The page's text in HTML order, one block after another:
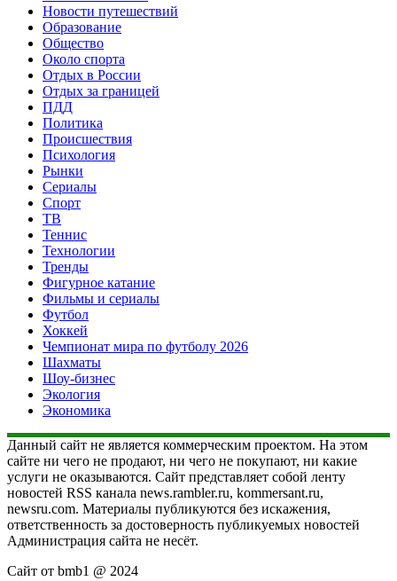
Новости путешествий
Образование
Общество
Около спорта
Отдых в России
Отдых за границей
ПДД
Политика
Происшествия
Психология
Рынки
Сериалы
Спорт
ТВ
Теннис
Технологии
Тренды
Фигурное катание
Фильмы и сериалы
Футбол
Хоккей
Чемпионат мира по футболу 2026
Шахматы
Шоу-бизнес
Экология
Экономика
Данный сайт не является коммерческим проектом. На этом
сайте ни чего не продают, ни чего не покупают, ни какие
услуги не оказываются. Сайт представляет собой ленту
новостей RSS канала news.rambler.ru, kommersant.ru,
newsru.com. Материалы публикуются без искажения,
ответственность за достоверность публикуемых новостей
Администрация сайта не несёт.
Сайт от bmb1 @ 2024